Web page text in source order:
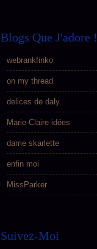
Blogs Que J'adore !
webrankfinko
on my thread
delices de daly
Marie-Claire idées
dame skarlette
enfin moi
MissParker
Suivez-Moi